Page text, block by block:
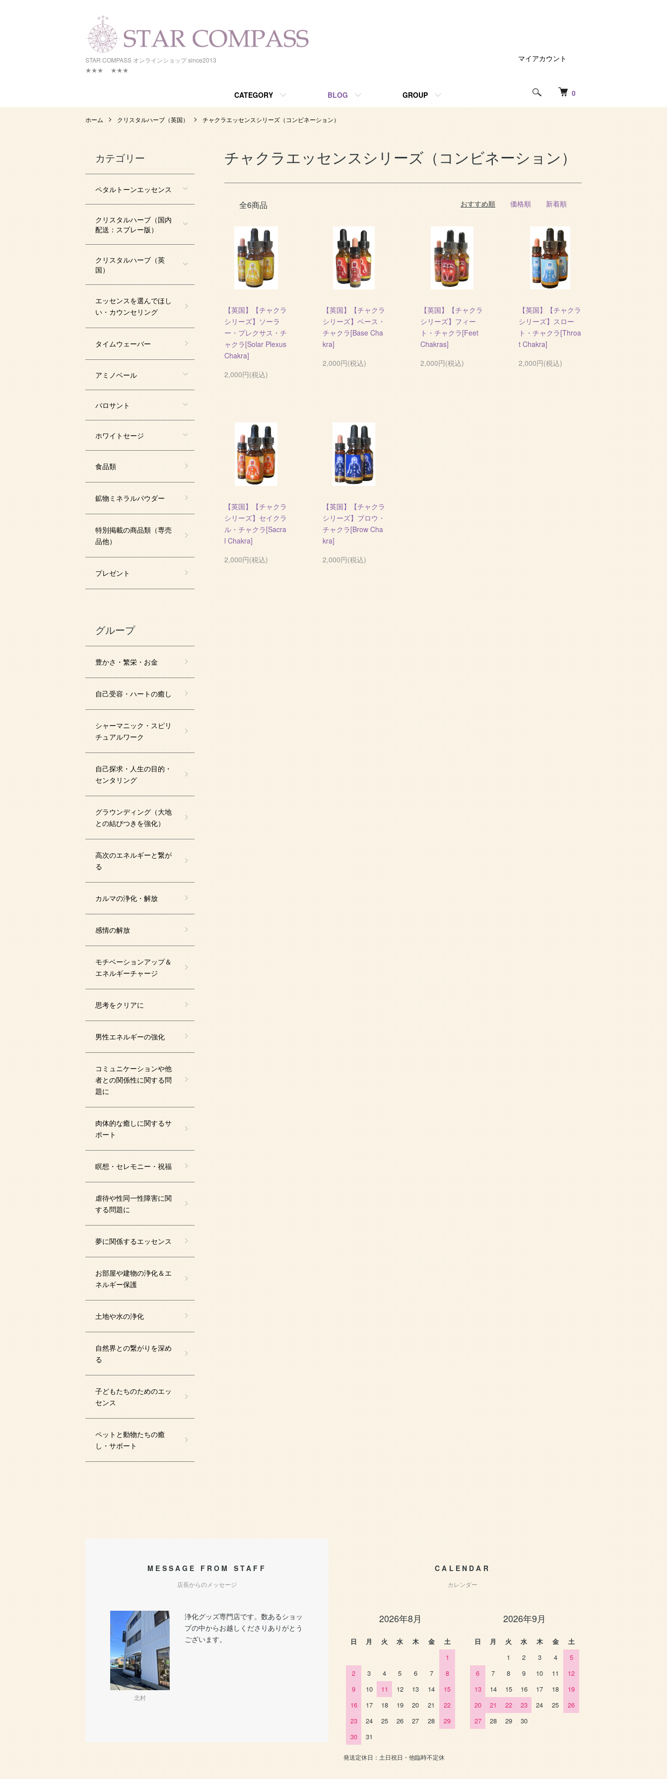
STAR COMPASS オンラインショップ since2013
★★★ ★★★
0
CATEGORY BLOG GROUP
マイアカウント
ホーム クリスタルハーブ（英国） チャクラエッセンスシリーズ（コンビネーション）
チャクラエッセンスシリーズ（コンビネーション）
全6商品 おすすめ順 価格順 新着順
【英国】【チャクラ
シリーズ】ソーラ
ー・プレクサス・チ
ャクラ[Solar Plexus
Chakra]
2,000円(税込)
【英国】【チャクラ
シリーズ】ベース・
チャクラ[Base Cha
kra]
2,000円(税込)
【英国】【チャクラ
シリーズ】フィー
ト・チャクラ[Feet
Chakras]
2,000円(税込)
【英国】【チャクラ
シリーズ】スロー
ト・チャクラ[Throa
t Chakra]
2,000円(税込)
【英国】【チャクラ
シリーズ】セイクラ
ル・チャクラ[Sacra
l Chakra]
2,000円(税込)
【英国】【チャクラ
シリーズ】ブロウ・
チャクラ[Brow Cha
kra]
2,000円(税込)
カテゴリー
ペタルトーンエッセンス
クリスタルハーブ（国内
配送：スプレー版）
クリスタルハーブ（英
国）
エッセンスを選んでほし
い・カウンセリング
タイムウェーバー
アミノベール
パロサント
ホワイトセージ
食品類
鉱物ミネラルパウダー
特別掲載の商品類（専売
品他）
プレゼント
グループ
豊かさ・繁栄・お金
自己受容・ハートの癒し
シャーマニック・スピリ
チュアルワーク
自己探求・人生の目的・
センタリング
グラウンディング（大地
との結びつきを強化）
高次のエネルギーと繋が
る
カルマの浄化・解放
感情の解放
モチベーションアップ＆
エネルギーチャージ
思考をクリアに
男性エネルギーの強化
コミュニケーションや他
者との関係性に関する問
題に
肉体的な癒しに関するサ
ポート
瞑想・セレモニー・祝福
虐待や性同一性障害に関
する問題に
夢に関係するエッセンス
お部屋や建物の浄化＆エ
ネルギー保護
土地や水の浄化
自然界との繋がりを深め
る
子どもたちのためのエッ
センス
ペットと動物たちの癒
し・サポート
MESSAGE FROM STAFF
店長からのメッセージ
北村
浄化グッズ専門店です。数あるショッ
プの中からお越しくださりありがとう
ございます。
CALENDAR
カレンダー
2026年8月
日 月 火 水 木 金
土
1
2
3 4 5 6 7
8
9
10 11 12 13 14
15
16
17 18 19 20 21
22
23
24 25 26 27 28
29
30
31
2026年9月
日 月 火 水 木 金
土
1
2 3 4
5
6
7 8 9 10 11
12
13
14 15 16 17 18
19
20
21 22 23 24 25
26
27
28 29 30
発送定休日：土日祝日・他臨時不定休